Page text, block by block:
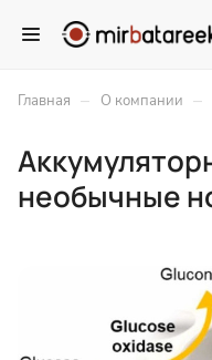
Главная – О компании –
необычные